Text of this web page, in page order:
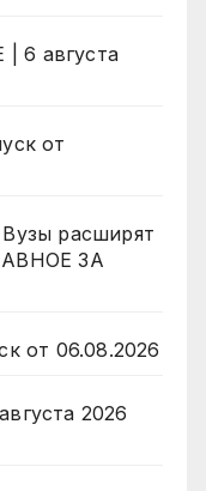
| 6 августа
от
расширят
ЗА
от 06.08.2026
2026